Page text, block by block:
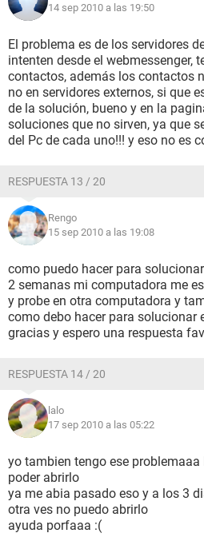
14 sep 2010 a las 19:50
El problema es de los servidores
intenten desde el webmessenger,
contactos, además los contactos
no en servidores externos, si que
de la solución, bueno y en la
soluciones que no sirven, ya que
del Pc de cada uno!!! y eso no es
RESPUESTA 13 / 20
Rengo
15 sep 2010 a las 19:08
como puedo hacer para
2 semanas mi computadora me
y probe en otra computadora y
como debo hacer para solucionar
gracias y espero una respuesta
RESPUESTA 14 / 20
lalo
17 sep 2010 a las 05:22
yo tambien tengo ese
poder abrirlo
ya me abia pasado eso y a los 3
otra ves no puedo abrirlo
ayuda porfaaa :(